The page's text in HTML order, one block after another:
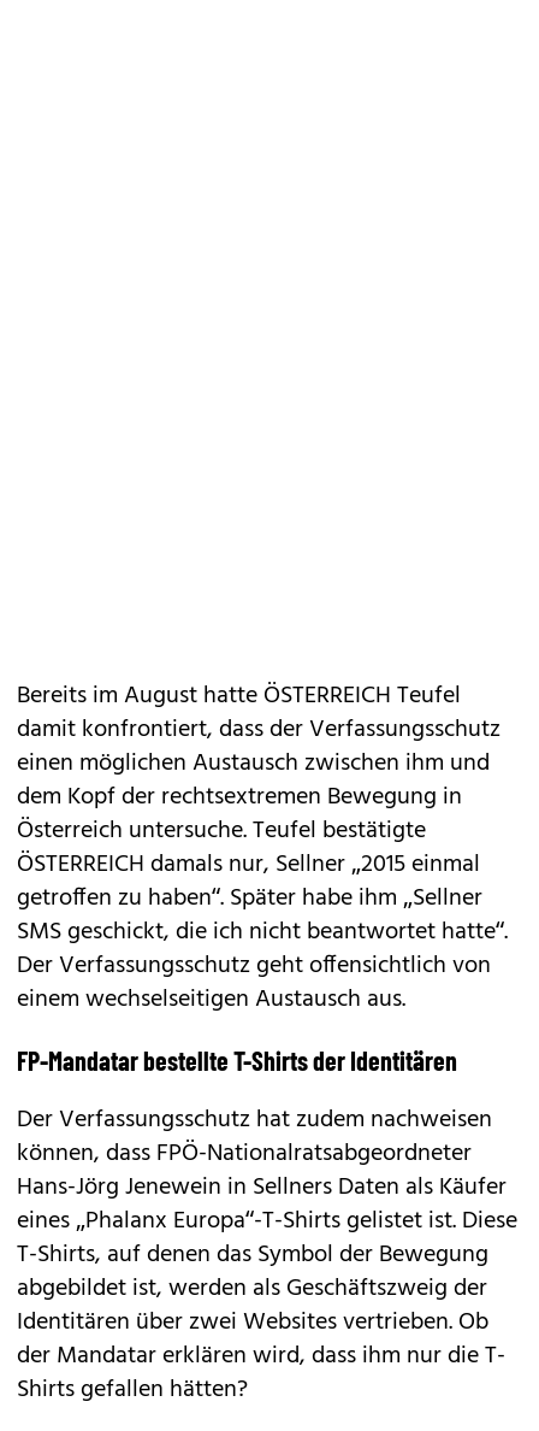
Bereits im August hatte ÖSTERREICH Teufel
damit konfrontiert, dass der Verfassungsschutz
einen möglichen Austausch zwischen ihm und
dem Kopf der rechtsextremen Bewegung in
Österreich untersuche. Teufel bestätigte
ÖSTERREICH damals nur, Sellner „2015 einmal
getroffen zu haben“. Später habe ihm „Sellner
SMS ­geschickt, die ich nicht beantwortet hatte“.
Der Verfassungsschutz geht offensichtlich von
einem wechselseitigen Austausch aus.
FP-Mandatar bestellte ­T-Shirts der Identitären
Der Verfassungsschutz hat zudem nachweisen
können, dass FPÖ-Nationalratsabgeordneter
Hans-Jörg Jenewein in Sellners Daten als Käufer
eines „Phalanx Europa“-T-Shirts gelistet ist. Diese
T-Shirts, auf denen das Symbol der Bewegung
abgebildet ist, werden als Geschäftszweig der
Identitären über zwei Websites vertrieben. Ob
der Mandatar erklären wird, dass ihm nur die T-
Shirts gefallen hätten?